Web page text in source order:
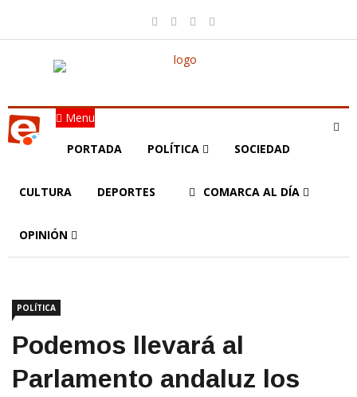
Menu
PORTADA POLÍTICA SOCIEDAD
CULTURA DEPORTES COMARCA AL DÍA
OPINIÓN
POLÍTICA
Podemos llevará al
Parlamento andaluz los